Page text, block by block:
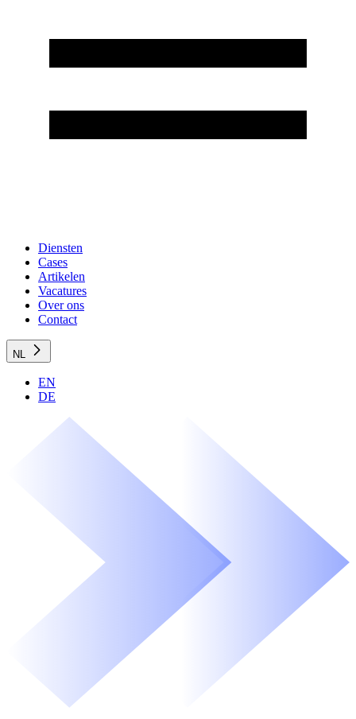
Diensten
Cases
Artikelen
Vacatures
Over ons
Contact
NL
EN
DE